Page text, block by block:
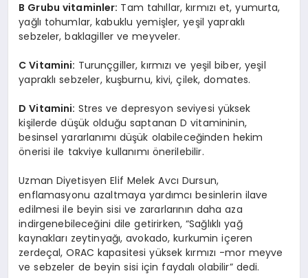
B Grubu vitaminler: Tam tahıllar, kırmızı et, yumurta,
yağlı tohumlar, kabuklu yemişler, yeşil yapraklı
sebzeler, baklagiller ve meyveler.
C Vitamini: Turunçgiller, kırmızı ve yeşil biber, yeşil
yapraklı sebzeler, kuşburnu, kivi, çilek, domates.
D Vitamini: Stres ve depresyon seviyesi yüksek
kişilerde düşük olduğu saptanan D vitamininin,
besinsel yararlanımı düşük olabileceğinden hekim
önerisi ile takviye kullanımı önerilebilir.
Uzman Diyetisyen Elif Melek Avcı Dursun,
enflamasyonu azaltmaya yardımcı besinlerin ilave
edilmesi ile beyin sisi ve zararlarının daha aza
indirgenebileceğini dile getirirken, “Sağlıklı yağ
kaynakları zeytinyağı, avokado, kurkumin içeren
zerdeçal, ORAC kapasitesi yüksek kırmızı -mor meyve
ve sebzeler de beyin sisi için faydalı olabilir” dedi.